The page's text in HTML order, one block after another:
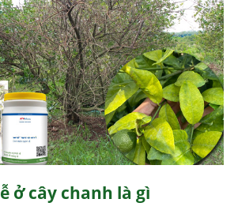
ở cây chanh là gì